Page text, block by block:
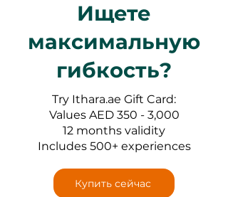
Ищете
максимальную
гибкость?
Try Ithara.ae Gift Card:
Values AED 350 - 3,000
12 months validity
Includes 500+ experiences
Купить сейчас